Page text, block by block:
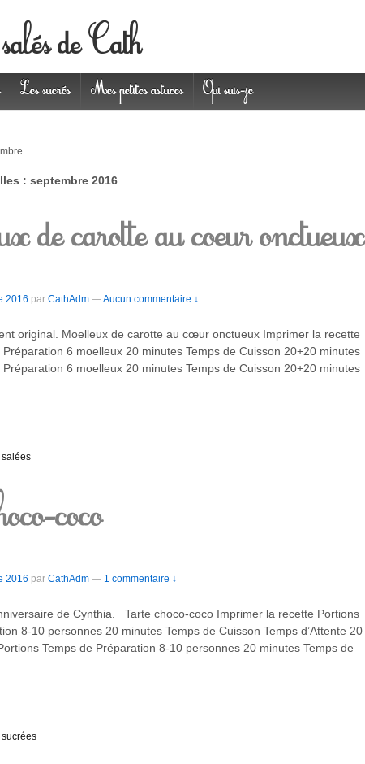
de Cath
Les sucrés Mes petites astuces Qui suis-je
: septembre 2016
de carotte au coeur onctueux
2016 par CathAdm —Aucun commentaire ↓
original. Moelleux de carotte au cœur onctueux Imprimer la recette
Préparation 6 moelleux 20 minutes Temps de Cuisson 20+20 minutes
Préparation 6 moelleux 20 minutes Temps de Cuisson 20+20 minutes
salées
coco
2016 par CathAdm — 1 commentaire ↓
de Cynthia. Tarte choco-coco Imprimer la recette Portions
8-10 personnes 20 minutes Temps de Cuisson Temps d’Attente 20
Temps de Préparation 8-10 personnes 20 minutes Temps de